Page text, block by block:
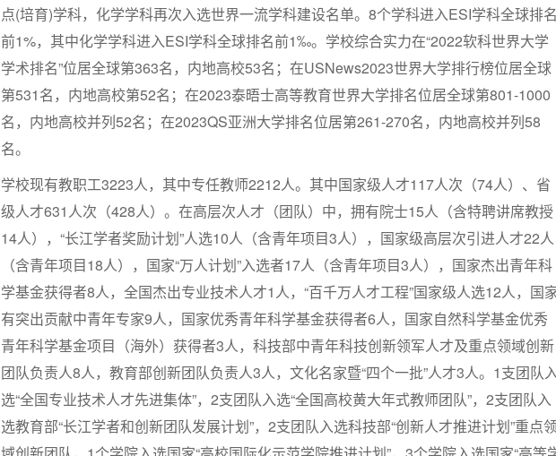
点(培育)学科，化学学科再次入选世界一流学科建设名单。8个学科进入ESI学科全球排名
前1%，其中化学学科进入ESI学科全球排名前1‰。学校综合实力在“2022软科世界大学
学术排名”位居全球第363名，内地高校53名；在USNews2023世界大学排行榜位居全球
第531名，内地高校第52名；在2023泰晤士高等教育世界大学排名位居全球第801-1000
名，内地高校并列52名；在2023QS亚洲大学排名位居第261-270名，内地高校并列58
名。
学校现有教职工3223人，其中专任教师2212人。其中国家级人才117人次（74人）、省
级人才631人次（428人）。在高层次人才（团队）中，拥有院士15人（含特聘讲席教授
14人），“长江学者奖励计划”人选10人（含青年项目3人），国家级高层次引进人才22人
（含青年项目18人），国家“万人计划”入选者17人（含青年项目3人），国家杰出青年科
学基金获得者8人，全国杰出专业技术人才1人，“百千万人才工程”国家级人选12人，国
有突出贡献中青年专家9人，国家优秀青年科学基金获得者6人，国家自然科学基金优秀
青年科学基金项目（海外）获得者3人，科技部中青年科技创新领军人才及重点领域创新
团队负责人8人，教育部创新团队负责人3人，文化名家暨“四个一批”人才3人。1支团队
选“全国专业技术人才先进集体”，2支团队入选“全国高校黄大年式教师团队”，2支团队入
选教育部“长江学者和创新团队发展计划”，2支团队入选科技部“创新人才推进计划”重点